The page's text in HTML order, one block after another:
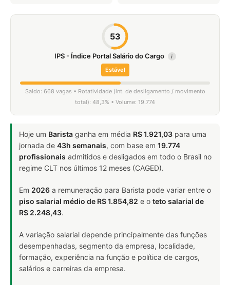
53
IPS - Índice Portal Salário do Cargo i
Estável
Saldo: 668 vagas • Rotatividade (int. de desligamento / movimento
total): 48,3% • Volume: 19.774
Hoje um Barista ganha em média R$ 1.921,03 para uma
jornada de 43h semanais, com base em 19.774
profissionais admitidos e desligados em todo o Brasil no
regime CLT nos últimos 12 meses (CAGED).
Em 2026 a remuneração para Barista pode variar entre o
piso salarial médio de R$ 1.854,82 e o teto salarial de
R$ 2.248,43.
A variação salarial depende principalmente das funções
desempenhadas, segmento da empresa, localidade,
formação, experiência na função e política de cargos,
salários e carreiras da empresa.